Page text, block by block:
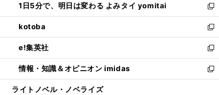
で
開
く
ド
ウ
で
開
く
ィ
ン
ド
ウ
で
開
く
い
ウ
ィ
ン
ド
ウ
で
開
1日5分で、明日は変わる よみタイ yomitai
新
し
い
ウ
ィ
ン
ド
ウ
kotoba
新
し
い
ウ
ィ
ン
e!集英社
新
し
い
ウ
情報・知識＆オピニオン imidas
新
し
ライトノベル・ノベライズ